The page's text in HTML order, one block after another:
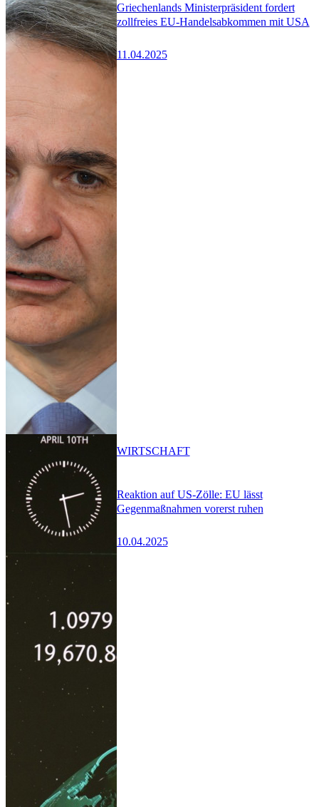
Griechenlands Ministerpräsident fordert
zollfreies EU-Handelsabkommen mit USA
11.04.2025
Reaktion auf US-Zölle: EU lässt
Gegenmaßnahmen vorerst ruhen
10.04.2025
WIRTSCHAFT